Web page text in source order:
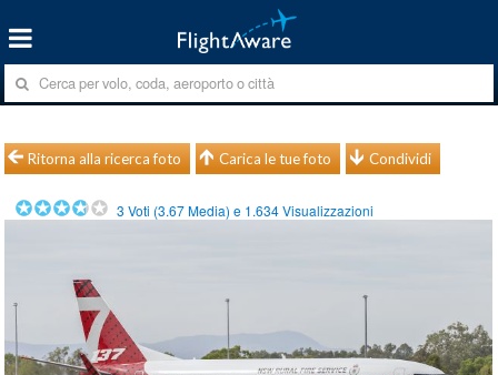
Ritorna alla ricerca foto Carica le tue foto Condividi
3 Voti (3.67Media) e 1.634Visualizzazioni